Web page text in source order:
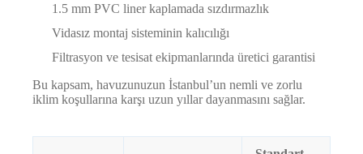
1.5 mm PVC liner kaplamada sızdırmazlık
Vidasız montaj sisteminin kalıcılığı
Filtrasyon ve tesisat ekipmanlarında üretici garantisi
Bu kapsam, havuzunuzun İstanbul’un nemli ve zorlu
iklim koşullarına karşı uzun yıllar dayanmasını sağlar.